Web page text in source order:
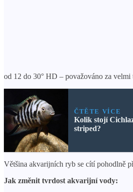
od 12 do 30° HD – považováno za velmi
ČTĚTE VÍCE
Kolik stojí
striped?
Většina akvarijních ryb se cítí pohodlně
Jak změnit tvrdost akvarijní vody: